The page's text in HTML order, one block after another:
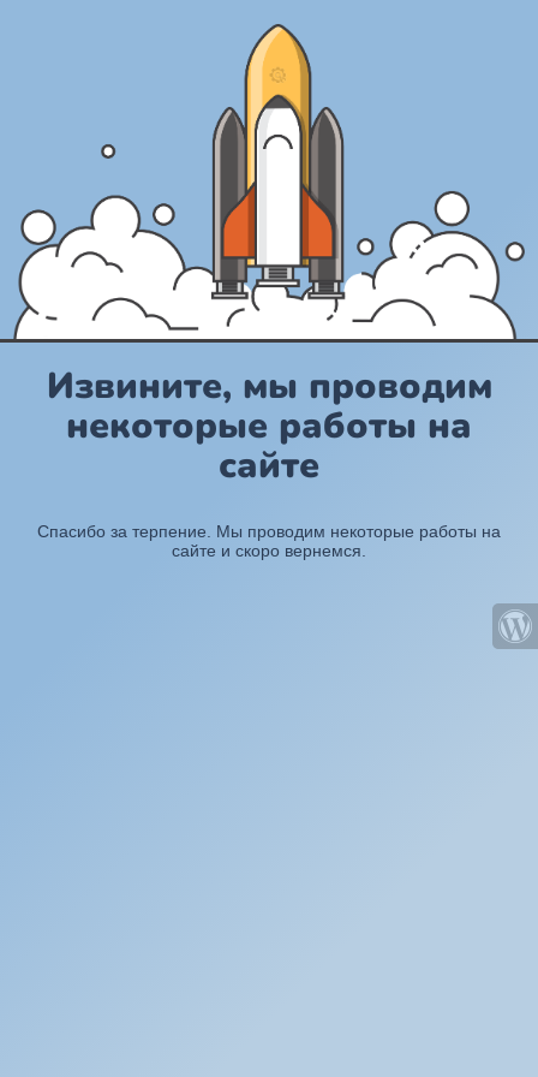
Извините, мы проводим
некоторые работы на
сайте
Спасибо за терпение. Мы проводим некоторые работы на
сайте и скоро вернемся.